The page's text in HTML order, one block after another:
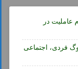
عاملیت در
فردی، اجتماعی